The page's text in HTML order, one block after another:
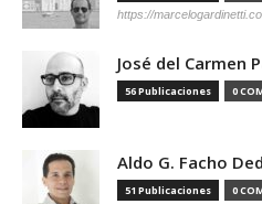
https://
José del Carmen
56 Publicaciones 0
Aldo G. Facho
51 Publicaciones 0